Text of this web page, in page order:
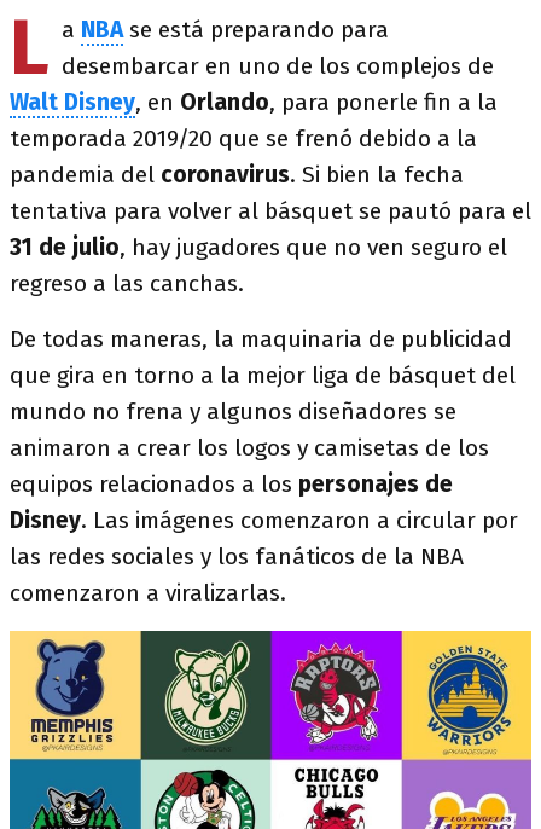
L a NBAse está preparando para
desembarcar en uno de los complejos de
Walt Disney, en Orlando, para ponerle fin a la
temporada 2019/20 que se frenó debido a la
pandemia del coronavirus. Si bien la fecha
tentativa para volver al básquet se pautó para el
31 de julio, hay jugadores que no ven seguro el
regreso a las canchas.
De todas maneras, la maquinaria de publicidad
que gira en torno a la mejor liga de básquet del
mundo no frena y algunos diseñadores se
animaron a crear los logos y camisetas de los
equipos relacionados a los personajes de
Disney. Las imágenes comenzaron a circular por
las redes sociales y los fanáticos de la NBA
comenzaron a viralizarlas.